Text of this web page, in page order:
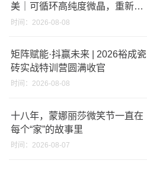
美｜可循环高纯度微晶，重新定
义高端奢石原料
时间：2026-08-08
矩阵赋能·抖赢未来 | 2026裕成瓷
砖实战特训营圆满收官
时间：2026-08-08
十八年，蒙娜丽莎微笑节一直在
每个“家”的故事里
时间：2026-08-07